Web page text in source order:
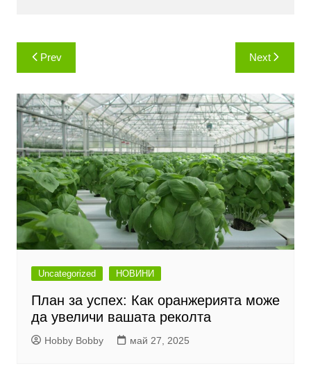
Навигация
Prev Next
Uncategorized НОВИНИ
План за успех: Как оранжерията може
да увеличи вашата реколта
Hobby Bobby май 27, 2025